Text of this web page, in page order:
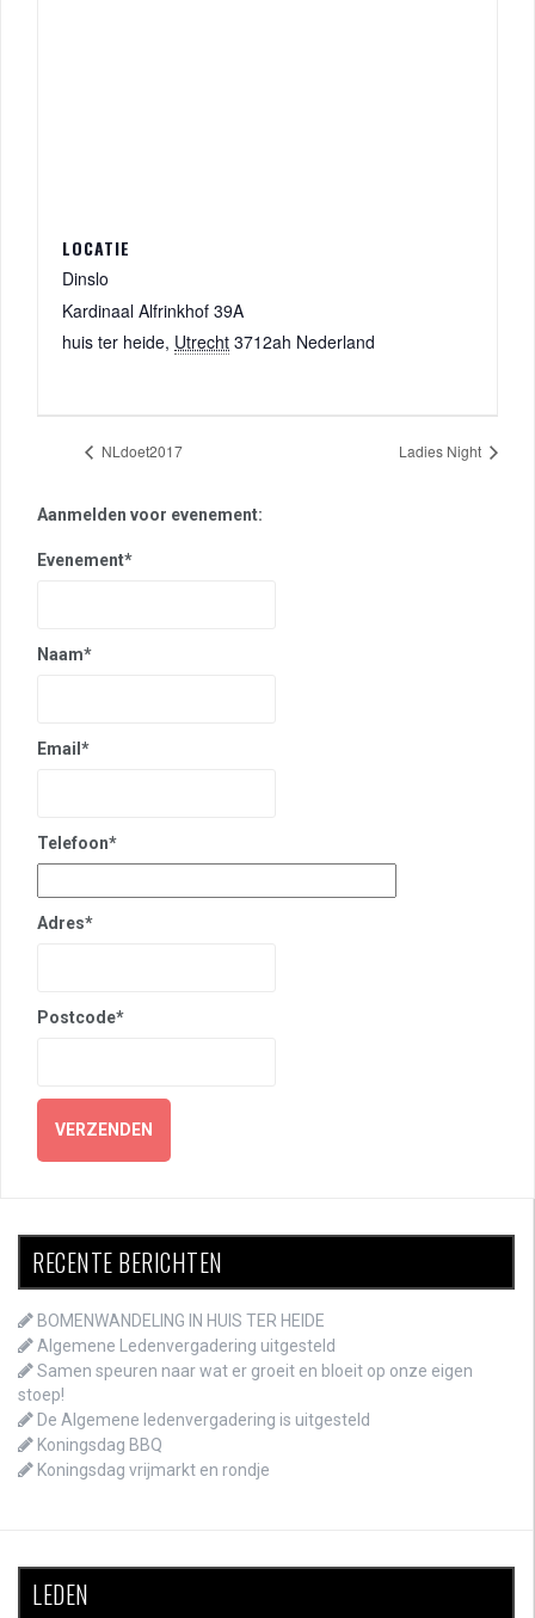
LOCATIE
Dinslo
Kardinaal Alfrinkhof 39A
huis ter heide, Utrecht 3712ah Nederland
NLdoet2017 Ladies Night
Aanmelden voor evenement:
Evenement*
Naam*
Email*
Telefoon*
Adres*
Postcode*
RECENTE BERICHTEN
BOMENWANDELING IN HUIS TER HEIDE
Algemene Ledenvergadering uitgesteld
Samen speuren naar wat er groeit en bloeit op onze eigen
stoep!
De Algemene ledenvergadering is uitgesteld
Koningsdag BBQ
Koningsdag vrijmarkt en rondje
LEDEN